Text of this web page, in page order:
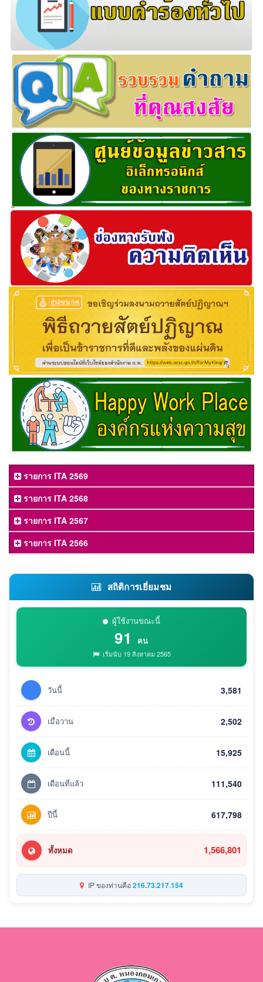
รายการ ITA 2569
รายการ ITA 2568
รายการ ITA 2567
รายการ ITA 2566
สถิติการเยี่ยมชม
ผู้ใช้งานขณะนี้
91 คน
เริ่มนับ 19 สิงหาคม 2565
วันนี้ 3,581
เมื่อวาน 2,502
เดือนนี้ 15,925
เดือนที่แล้ว 111,540
ปีนี้ 617,798
ทั้งหมด 1,566,801
IP ของท่านคือ216.73.217.154